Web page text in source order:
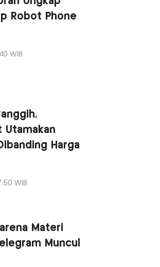
Robot Phone
WIB
Utamakan
Harga
WIB
Materi
Muncul